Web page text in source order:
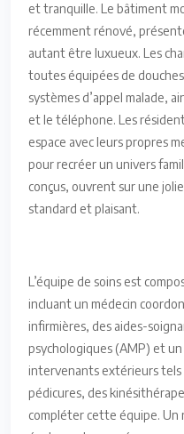
et tranquille. Le bâtiment
récemment rénové,
autant être luxueux. Les
toutes équipées de
systèmes d’appel malade,
et le téléphone. Les
espace avec leurs propres
pour recréer un univers
conçus, ouvrent sur une
standard et plaisant.
L’équipe de soins est
incluant un médecin
infirmières, des aides-
psychologiques (AMP) et
intervenants extérieurs tels
pédicures, des
compléter cette équipe.